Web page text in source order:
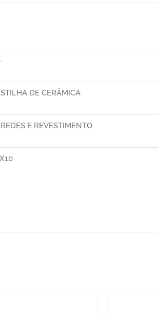
DE CERÂMICA
E REVESTIMENTO